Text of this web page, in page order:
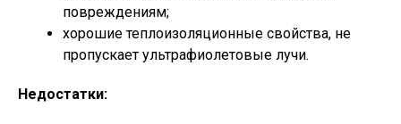
повреждениям;
хорошие теплоизоляционные свойства, не
пропускает ультрафиолетовые лучи.
Недостатки: